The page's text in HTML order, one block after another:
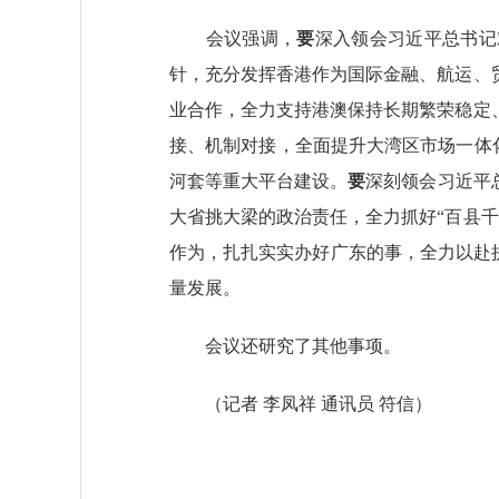
会议强调，要深入领会习近平总书
针，充分发挥香港作为国际金融、航运
业合作，全力支持港澳保持长期繁荣稳
接、机制对接，全面提升大湾区市场一
河套等重大平台建设。要深刻领会习近平
大省挑大梁的政治责任，全力抓好“百县
作为，扎扎实实办好广东的事，全力以
量发展。
会议还研究了其他事项。
（记者 李凤祥 通讯员 符信）